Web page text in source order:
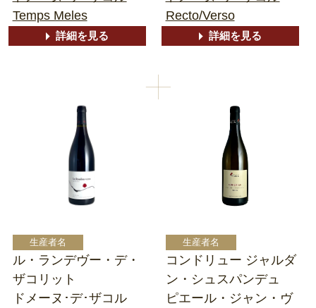
Temps Meles
詳細を見る
Recto/Verso
詳細を見る
ル・ランデヴー・デ・
ザコリット
ドメーヌ･デ･ザコル
コンドリュー ジャルダ
ン・シュスパンデュ
ピエール・ジャン・ヴ